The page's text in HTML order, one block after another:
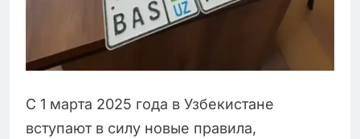
С 1 марта 2025 года в Узбекистане
вступают в силу новые правила,